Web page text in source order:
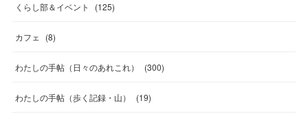
くらし部＆イベント (125)
カフェ (8)
わたしの手帖（日々のあれこれ） (300)
わたしの手帖（歩く記録・山） (19)